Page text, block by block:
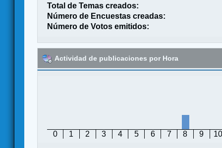
Total de Temas creados:
Número de Encuestas creadas:
Número de Votos emitidos:
Actividad de publicaciones por Hora
0 1 2 3 4 5 6 7 8 9 10